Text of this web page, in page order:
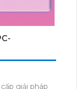
giải pháp